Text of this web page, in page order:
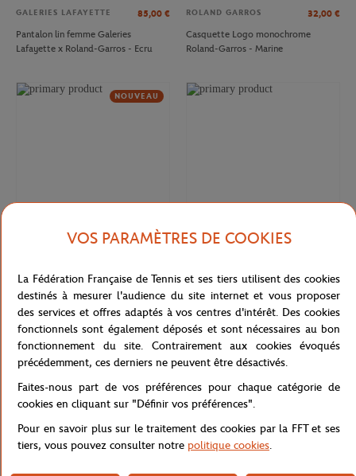
GALERIES LAFAYETTE 85,00 €
Pantalon lin femme Galeries
Lafayette x Roland-Garros - Ecru
ROLAND GARROS 32,00 €
Casquette Logo monochrome
Roland-Garros - Marine
NOUVEAU
Drap de plage officiel joueur•se
Roland-Garros 2026 - Multicolor
T-shirt Chic femme Galeries
Lafayette x Roland-Garros - Blanc
NOUVEAU
VOS PARAMÈTRES DE COOKIES
La Fédération Française de Tennis et ses tiers utilisent des cookies
destinés à mesurer l'audience du site internet et vous proposer
des services et offres adaptés à vos centres d'intérêt. Des cookies
fonctionnels sont également déposés et sont nécessaires au bon
fonctionnement du site. Contrairement aux cookies évoqués
précédemment, ces derniers ne peuvent être désactivés.
Faites-nous part de vos préférences pour chaque catégorie de
cookies en cliquant sur "Définir vos préférences".
Pour en savoir plus sur le traitement des cookies par la FFT et ses
tiers, vous pouvez consulter notre politique cookies.